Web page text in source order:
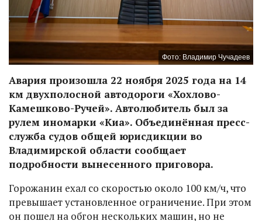
Фото: Владимир Чучадеев
Авария произошла 22 ноября 2025 года на 14
км двухполосной автодороги «Хохлово-
Камешково-Ручей». Автолюбитель был за
рулем иномарки «Киа». Объединённая пресс-
служба судов общей юрисдикции во
Владимирской области сообщает
подробности вынесенного приговора.
Горожанин ехал со скоростью около 100 км/ч, что
превышает установленное ограничение. При этом
он пошел на обгон нескольких машин, но не